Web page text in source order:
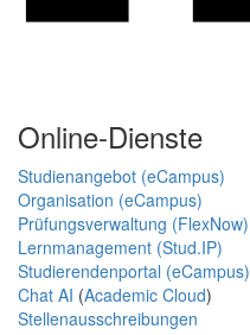
Online-Dienste
Studienangebot (eCampus)
Organisation (eCampus)
Prüfungsverwaltung (FlexNow)
Lernmanagement (Stud.IP)
Studierendenportal (eCampus)
Chat AI (Academic Cloud)
Stellenausschreibungen